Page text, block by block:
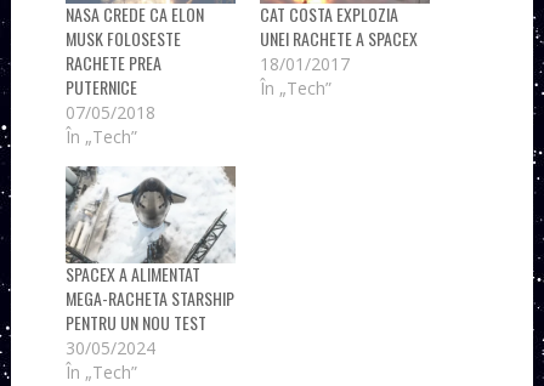
NASA CREDE CA ELON
MUSK FOLOSESTE
RACHETE PREA
PUTERNICE
07/05/2018
În „Tech”
CAT COSTA EXPLOZIA
UNEI RACHETE A SPACEX
18/01/2017
În „Tech”
SPACEX A ALIMENTAT
MEGA-RACHETA STARSHIP
PENTRU UN NOU TEST
30/05/2024
În „Tech”